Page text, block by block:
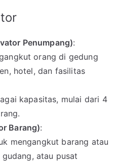
Penumpang):
orang di gedung
hotel, dan fasilitas
kapasitas, mulai dari 4
Barang):
mengangkut barang atau
atau pusat